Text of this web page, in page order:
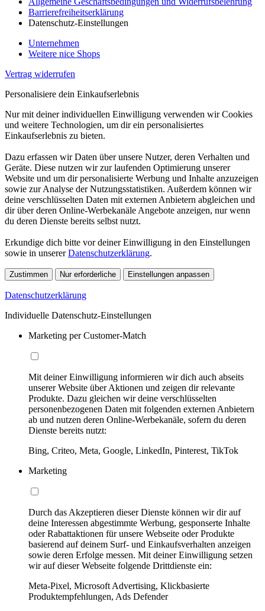
Barrierefreiheitserklärung
Datenschutz-Einstellungen
Unternehmen
Weitere nice Shops
Vertrag widerrufen
Personalisiere dein Einkaufserlebnis
Nur mit deiner individuellen Einwilligung verwenden wir Cookies
und weitere Technologien, um dir ein personalisiertes
Einkaufserlebnis zu bieten.
Dazu erfassen wir Daten über unsere Nutzer, deren Verhalten und
Geräte. Diese nutzen wir zur laufenden Optimierung unserer
Website und um dir personalisierte Werbung und Inhalte anzuzeigen
sowie zur Analyse der Nutzungsstatistiken. Außerdem können wir
deine verschlüsselten Daten mit externen Anbietern abgleichen und
dir über deren Online-Werbekanäle Angebote anzeigen, nur wenn
du deren Dienste bereits selbst nutzt.
Erkundige dich bitte vor deiner Einwilligung in den Einstellungen
sowie in unsererDatenschutzerklärung.
Zustimmen Nur erforderliche Einstellungen anpassen
Datenschutzerklärung
Individuelle Datenschutz-Einstellungen
Marketing per Customer-Match
Mit deiner Einwilligung informieren wir dich auch abseits
unserer Website über Aktionen und zeigen dir relevante
Produkte. Dazu gleichen wir deine verschlüsselten
personenbezogenen Daten mit folgenden externen Anbietern
ab und nutzen deren Online-Werbekanäle, sofern du deren
Dienste bereits nutzt:
Bing, Criteo, Meta, Google, LinkedIn, Pinterest, TikTok
Marketing
Durch das Akzeptieren dieser Dienste können wir dir auf
deine Interessen abgestimmte Werbung, gesponserte Inhalte
oder Rabattaktionen für unsere Webseite oder Produkte
basierend auf deinem Surf- und Einkaufsverhalten anzeigen
sowie deren Erfolge messen. Mit deiner Einwilligung setzen
wir auf dieser Webseite folgende Drittdienste ein:
Meta-Pixel, Microsoft Advertising, Klickbasierte
Produktempfehlungen, Ads Defender